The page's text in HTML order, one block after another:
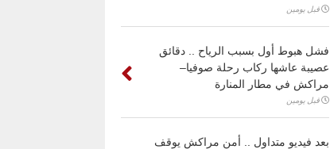
قبل يومين
فشل هبوط أول بسبب الرياح .. دقائق
عصيبة عاشها ركاب رحلة صوفيا–
مراكش في مطار المنارة
قبل يومين
بعد فيديو متداول .. أمن مراكش يوقف